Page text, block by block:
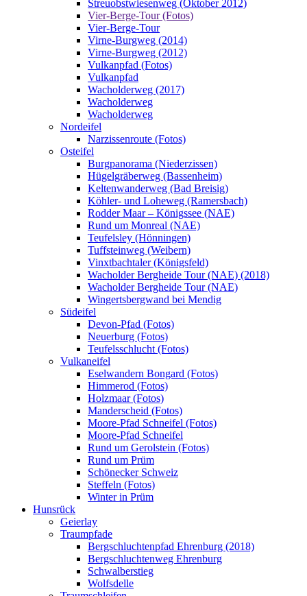
Streuobstwiesenweg (Oktober 2012)
Vier-Berge-Tour (Fotos)
Vier-Berge-Tour
Virne-Burgweg (2014)
Virne-Burgweg (2012)
Vulkanpfad (Fotos)
Vulkanpfad
Wacholderweg (2017)
Wacholderweg
Wacholderweg
Nordeifel
Narzissenroute (Fotos)
Osteifel
Burgpanorama (Niederzissen)
Hügelgräberweg (Bassenheim)
Keltenwanderweg (Bad Breisig)
Köhler- und Loheweg (Ramersbach)
Rodder Maar – Königssee (NAE)
Rund um Monreal (NAE)
Teufelsley (Hönningen)
Tuffsteinweg (Weibern)
Vinxtbachtaler (Königsfeld)
Wacholder Bergheide Tour (NAE) (2018)
Wacholder Bergheide Tour (NAE)
Wingertsbergwand bei Mendig
Südeifel
Devon-Pfad (Fotos)
Neuerburg (Fotos)
Teufelsschlucht (Fotos)
Vulkaneifel
Eselwandern Bongard (Fotos)
Himmerod (Fotos)
Holzmaar (Fotos)
Manderscheid (Fotos)
Moore-Pfad Schneifel (Fotos)
Moore-Pfad Schneifel
Rund um Gerolstein (Fotos)
Rund um Prüm
Schönecker Schweiz
Steffeln (Fotos)
Winter in Prüm
Hunsrück
Geierlay
Traumpfade
Bergschluchtenpfad Ehrenburg (2018)
Bergschluchtenweg Ehrenburg
Schwalberstieg
Wolfsdelle